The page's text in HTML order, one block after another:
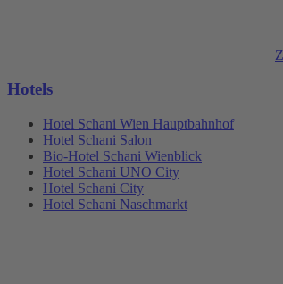
Hotels
Hotel Schani Wien Hauptbahnhof
Hotel Schani Salon
Bio-Hotel Schani Wienblick
Hotel Schani UNO City
Hotel Schani City
Hotel Schani Naschmarkt